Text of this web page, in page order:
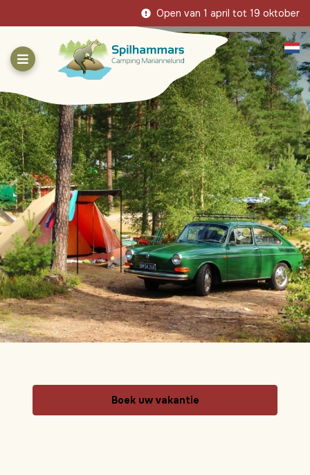
Open van 1 april tot 19 oktober
Boek uw vakantie